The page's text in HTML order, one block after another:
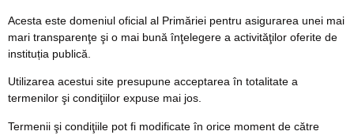
Acesta este domeniul oficial al Primăriei pentru asigurarea unei mai
mari transparenţe şi o mai bună înţelegere a activităţilor oferite de
instituția publică.
Utilizarea acestui site presupune acceptarea în totalitate a
termenilor şi condiţiilor expuse mai jos.
Termenii şi condiţiile pot fi modificate în orice moment de către